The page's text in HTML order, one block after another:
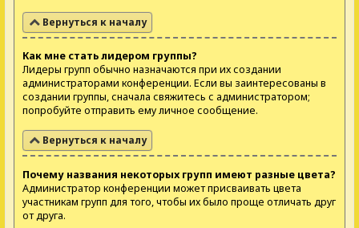
Вернуться к началу
Как мне стать лидером группы?
Лидеры групп обычно назначаются при их создании
администраторами конференции. Если вы заинтересованы в
создании группы, сначала свяжитесь с администратором;
попробуйте отправить ему личное сообщение.
Вернуться к началу
Почему названия некоторых групп имеют разные цвета?
Администратор конференции может присваивать цвета
участникам групп для того, чтобы их было проще отличать друг
от друга.